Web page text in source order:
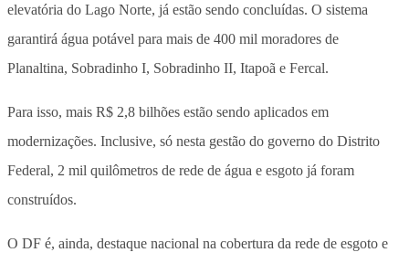
elevatória do Lago Norte, já estão sendo concluídas. O sistema
garantirá água potável para mais de 400 mil moradores de
Planaltina, Sobradinho I, Sobradinho II, Itapoã e Fercal.
Para isso, mais R$ 2,8 bilhões estão sendo aplicados em
modernizações. Inclusive, só nesta gestão do governo do Distrito
Federal, 2 mil quilômetros de rede de água e esgoto já foram
construídos.
O DF é, ainda, destaque nacional na cobertura da rede de esgoto e